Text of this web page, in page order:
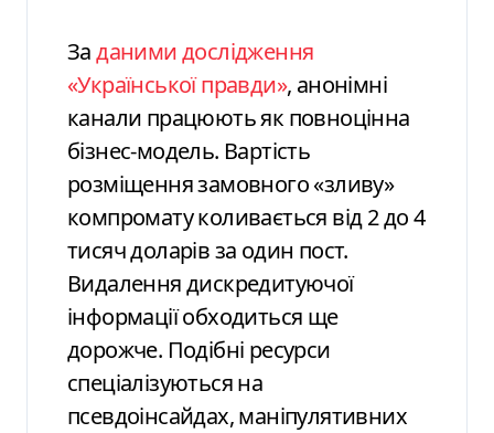
Заданими дослідження
«Української правди», анонімні
канали працюють як повноцінна
бізнес-модель. Вартість
розміщення замовного «зливу»
компромату коливається від 2 до 4
тисяч доларів за один пост.
Видалення дискредитуючої
інформації обходиться ще
дорожче. Подібні ресурси
спеціалізуються на
псевдоінсайдах, маніпулятивних